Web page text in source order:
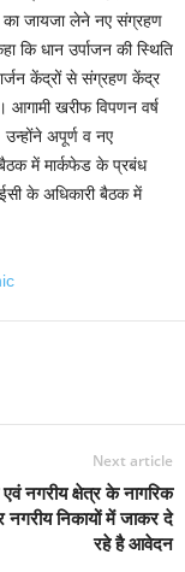
का जायजा लेने नए संग्रहण
कि धान उर्पाजन की स्थिति
केंद्रों से संग्रहण केंद्र
खरीफ विपणन वर्ष
उन्होंने अपूर्ण व नए
बैठक में मार्कफेड के प्रबंध
के अधिकारी बैठक में
Next article
एवं नगरीय क्षेत्र के नागरिक
नगरीय निकायों में जाकर दे
रहे है आवेदन